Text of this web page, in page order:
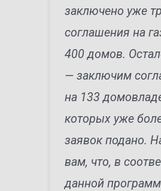
заключено уже
соглашения на
400 домов.
— заключим
на 133
которых уже
заявок подано.
вам, что, в
данной